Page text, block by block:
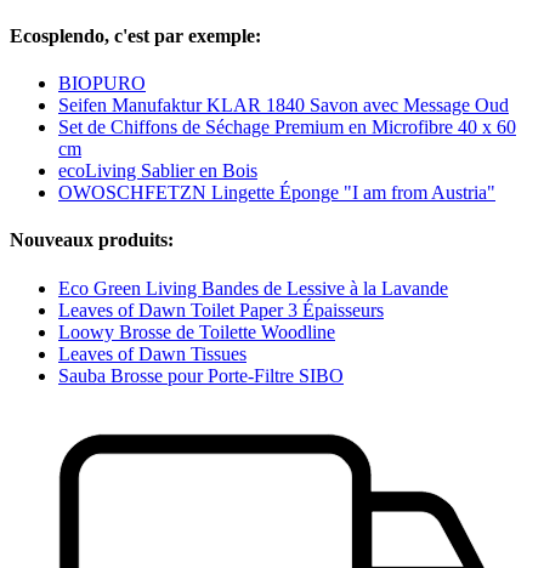
Ecosplendo, c'est par exemple:
BIOPURO
Seifen Manufaktur KLAR 1840 Savon avec Message Oud
Set de Chiffons de Séchage Premium en Microfibre 40 x 60
cm
ecoLiving Sablier en Bois
OWOSCHFETZN Lingette Éponge "I am from Austria"
Nouveaux produits:
Eco Green Living Bandes de Lessive à la Lavande
Leaves of Dawn Toilet Paper 3 Épaisseurs
Loowy Brosse de Toilette Woodline
Leaves of Dawn Tissues
Sauba Brosse pour Porte-Filtre SIBO